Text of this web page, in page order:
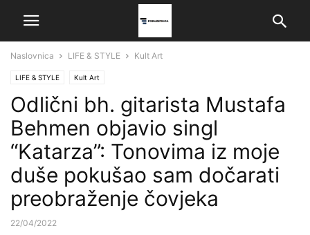
Naslovnica LIFE & STYLE Kult Art
LIFE & STYLE Kult Art
Odlični bh. gitarista Mustafa
Behmen objavio singl
“Katarza”: Tonovima iz moje
duše pokušao sam dočarati
preobraženje čovjeka
22/04/2022